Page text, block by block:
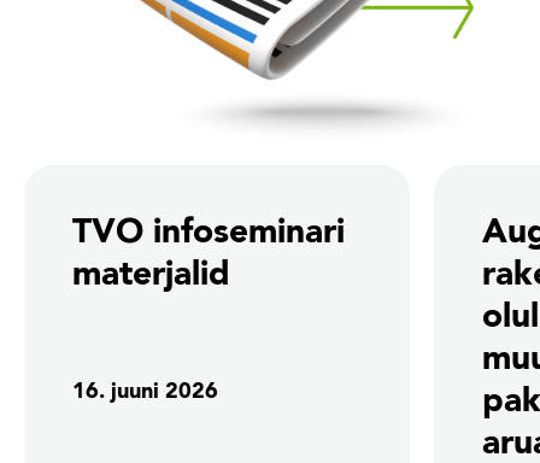
TVO infoseminari
materjalid
16. juuni 2026